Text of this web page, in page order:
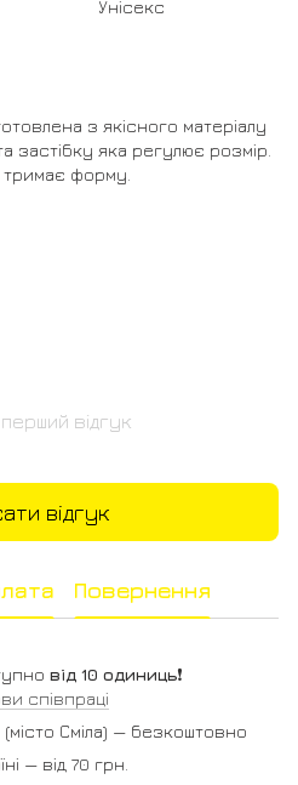
Унісекс
з якісного матеріалу
застібку яка регулює розмір.
тримає форму.
відгук
відгук
Повернення
від 10 одиниць❗️
співпраці
Сміла) — безкоштовно
— від 70 грн.